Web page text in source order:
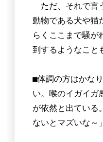
ただ、それで言
動物である犬や猫
らくここまで騒が
到するようなこと
■体調の方はかな
い。喉のイガイガ
が依然と出ている
ないとマズいな～